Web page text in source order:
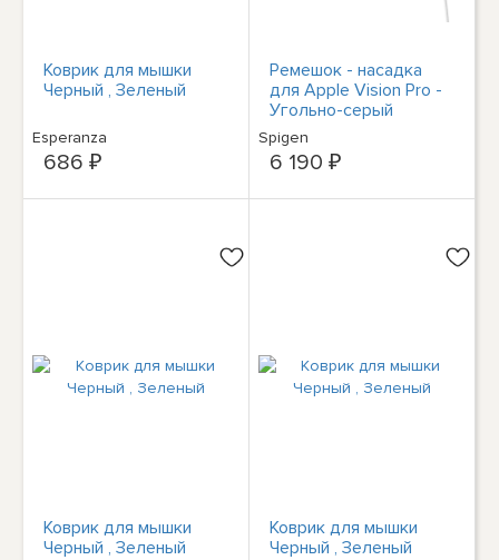
Коврик для мышки
Черный , Зеленый
Esperanza
686 ₽
Ремешок - насадка
для Apple Vision Pro -
Угольно-серый
Spigen
6 190 ₽
Коврик для мышки
Черный , Зеленый
Коврик для мышки
Черный , Зеленый